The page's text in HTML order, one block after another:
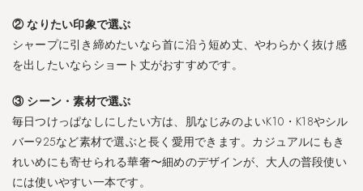
a
-
c
e
r
-
パ
② なりたい印象で選ぶ
シャープに引き締めたいなら首に沿う短め丈、やわらかく抜け感
を出したいならショート丈がおすすめです。
③ シーン・素材で選ぶ
毎日つけっぱなしにしたい方は、肌なじみのよいK10・K18やシル
バー925など素材で選ぶと長く愛用できます。カジュアルにもき
れいめにも寄せられる華奢〜細めのデザインが、大人の普段使い
には使いやすい一本です。